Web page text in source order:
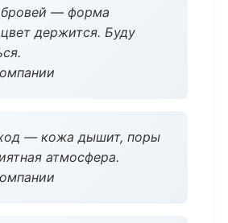
— форма
держится. Буду
— кожа дышит, поры
атмосфера.